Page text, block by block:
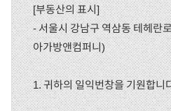
[부동산의 표시]
- 서울시 강남구 역삼동 테헤란
아가방앤컴퍼니)
1. 귀하의 일익번창을 기원합니